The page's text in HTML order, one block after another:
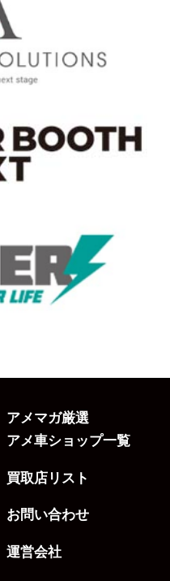
アメマガ厳選
アメ車ショップ一覧
買取店リスト
お問い合わせ
運営会社